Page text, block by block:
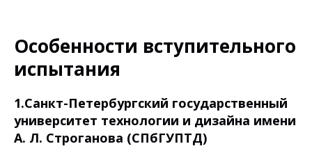
Особенности вступительного
испытания
1.Санкт-Петербургский государственный
университет технологии и дизайна имени
А. Л. Строганова (СПбГУПТД)